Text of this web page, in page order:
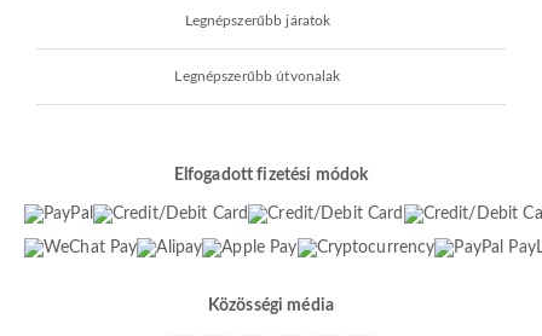
Legnépszerűbb járatok
Legnépszerűbb útvonalak
Elfogadott fizetési módok
Közösségi média